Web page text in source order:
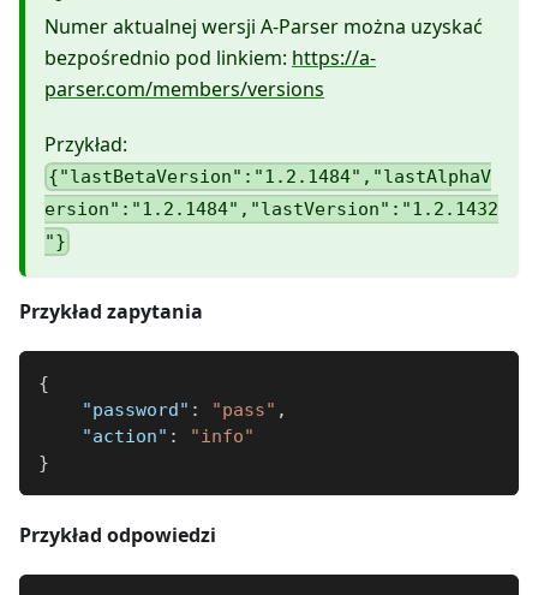
Numer aktualnej wersji A-Parser można uzyskać
bezpośrednio pod linkiem: https://a-
parser.com/members/versions
Przykład:
{"lastBetaVersion":"1.2.1484","lastAlphaV
ersion":"1.2.1484","lastVersion":"1.2.1432
"}
Przykład zapytania
{
"password" : "pass" ,
"action" :
"info"
}
Przykład odpowiedzi